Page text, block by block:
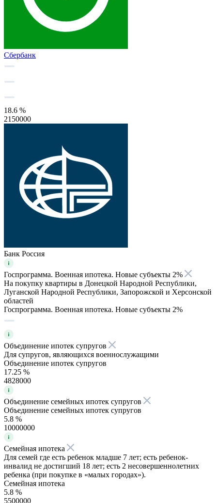
Сбербанк
18.6 %
2150000
Банк Россия
Госпрограмма. Военная ипотека. Новые субъекты 2%
На покупку квартиры в Донецкой Народной Республики,
Луганской Народной Республики, Запорожской и Херсонской
областей
Госпрограмма. Военная ипотека. Новые субъекты 2%
Объединение ипотек супругов
Для супругов, являющихся военнослужащими
Объединение ипотек супругов
17.25 %
4828000
Объединение семейных ипотек супругов
Объединение семейных ипотек супругов
5.8 %
10000000
Семейная ипотека
Для семей где есть ребенок младше 7 лет; есть ребенок-
инвалид не достигший 18 лет; есть 2 несовершеннолетних
ребенка (при покупке в «малых городах»).
Семейная ипотека
5.8 %
5500000